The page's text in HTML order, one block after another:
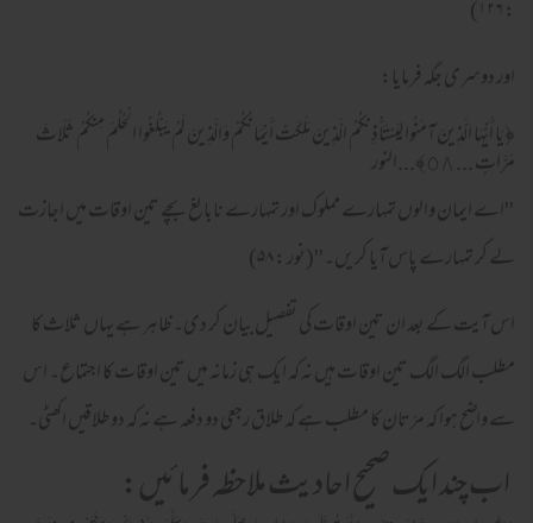
: ۱۲۶)
اور دوسری جگہ فرمایا:
﴿يَا أَيُّهَا الَّذِينَ آمَنُوا لِيَسْتَأْذِنكُمُ الَّذِينَ مَلَكَتْ أَيْمَانُكُمْ وَالَّذِينَ لَمْ يَبْلُغُوا الْحُلُمَ مِنكُمْ ثَلَاثَ
مَرَّاتٍ ... ٥٨﴾...النور
''اے ایمان والوں تمہارے مملوک اور تمہارے نابالغ بچے تین اوقات میں اجازت
لے کر تمہارے پاس آیا کریں۔''(نور : ۵۸)
اس آیت کے بعد ان تین اوقات کی تفصیل بیان کر دی۔ ظاہر ہے یہاں ثلاث کا
مطلب الگ الگ تین اوقات ہیں نہ کہ ایک ہی زمانہ میں تین اوقات کا اجتماع۔ اس
سے واضح ہوا کہ مرّتان کا مطلب ہے کہ طلاق رجعی دو دفعہ ہے نہ کہ دو طلاقیں اکھٹی۔
اب چند ایک صحیح احادیث ملاحظہ فرمائیں: